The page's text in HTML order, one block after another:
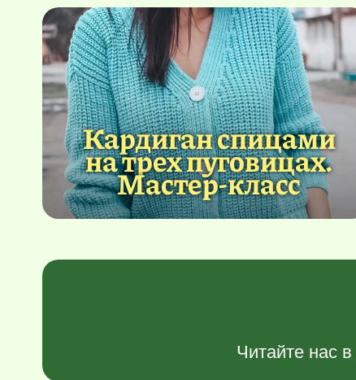
Кардиган спицами
на трех пуговицах.
Мастер-класс
Читайте нас в